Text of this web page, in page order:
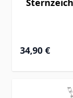
34,90 €